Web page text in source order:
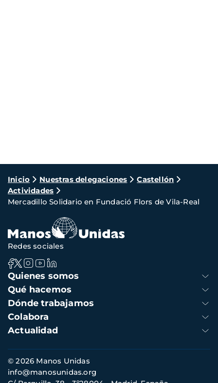
Ruta
de
navegación
Inicio Nuestras delegaciones
Castellón
Actividades
Mercadillo Solidario en Fundació Flors de Vila-Real
Navegación
principal
Quienes somos
Qué hacemos
Dónde trabajamos
Colabora
Actualidad
Redes sociales
Información
de
contacto
© 2026 Manos Unidas
info@manosunidas.org